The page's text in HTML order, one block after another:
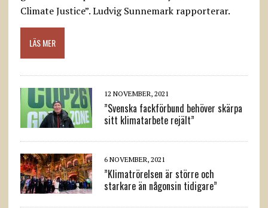
Climate Justice”. Ludvig Sunnemark rapporterar.
LÄS MER
12 NOVEMBER, 2021
”Svenska fackförbund behöver skärpa
sitt klimatarbete rejält”
6 NOVEMBER, 2021
”Klimatrörelsen är större och
starkare än någonsin tidigare”